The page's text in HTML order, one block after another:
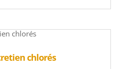
chlorés